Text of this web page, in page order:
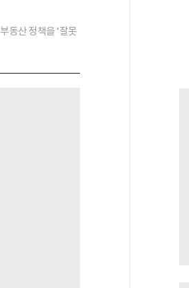
동산 정책을 ‘잘못